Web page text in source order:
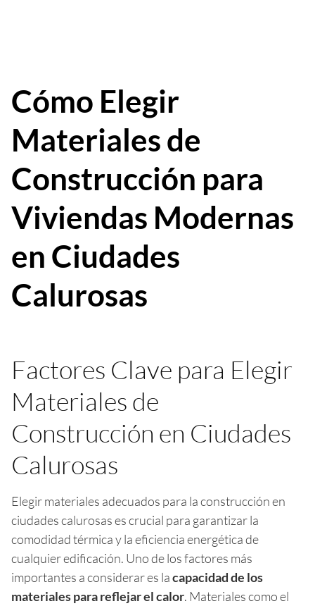
Cómo Elegir
Materiales de
Construcción para
Viviendas Modernas
en Ciudades
Calurosas
Factores Clave para Elegir
Materiales de
Construcción en Ciudades
Calurosas
Elegir materiales adecuados para la construcción en
ciudades calurosas es crucial para garantizar la
comodidad térmica y la eficiencia energética de
cualquier edificación. Uno de los factores más
importantes a considerar es lacapacidad de los
materiales para reflejar el calor. Materiales como el